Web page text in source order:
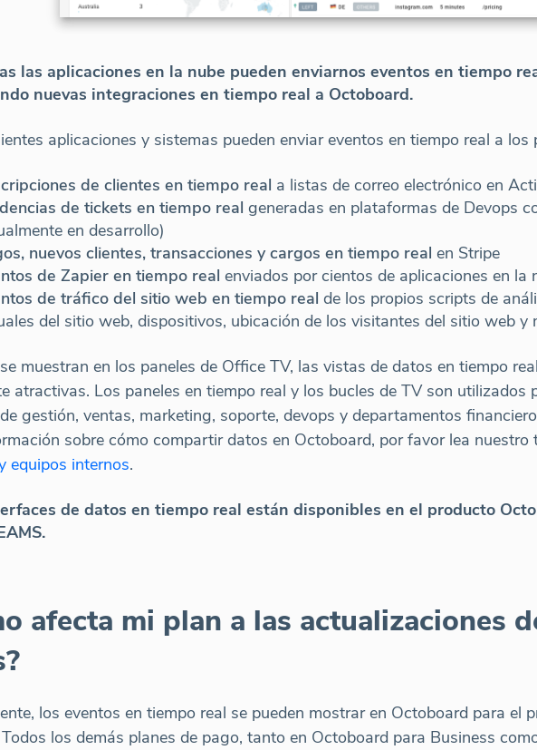
las aplicaciones en la nube pueden enviarnos eventos en tiempo
nuevas integraciones en tiempo real a Octoboard.
aplicaciones y sistemas pueden enviar eventos en tiempo real a los
de clientes en tiempo real a listas de correo electrónico en
de tickets en tiempo real generadas en plataformas de Devops
en desarrollo)
nuevos clientes, transacciones y cargos en tiempo real en Stripe
de Zapier en tiempo real enviados por cientos de aplicaciones en la
de tráfico del sitio web en tiempo real de los propios scripts de
del sitio web, dispositivos, ubicación de los visitantes del sitio web y
muestran en los paneles de Office TV, las vistas de datos en tiempo
atractivas. Los paneles en tiempo real y los bucles de TV son utilizados
gestión, ventas, marketing, soporte, devops y departamentos
sobre cómo compartir datos en Octoboard, por favor lea nuestro
equipos internos.
de datos en tiempo real están disponibles en el producto
afecta mi plan a las actualizaciones
los eventos en tiempo real se pueden mostrar en Octoboard para el
los demás planes de pago, tanto en Octoboard para Business